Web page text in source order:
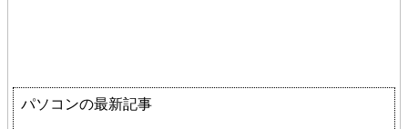
パソコンの最新記事